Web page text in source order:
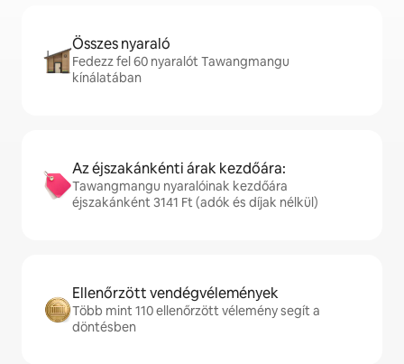
Összes nyaraló
Fedezz fel 60 nyaralót Tawangmangu
kínálatában
Az éjszakánkénti árak kezdőára:
Tawangmangu nyaralóinak kezdőára
éjszakánként 3141 Ft (adók és díjak nélkül)
Ellenőrzött vendégvélemények
Több mint 110 ellenőrzött vélemény segít a
döntésben